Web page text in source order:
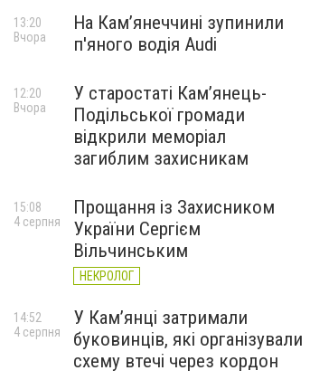
На Камʼянеччині зупинили
п'яного водія Audi
13:20
Вчора
У старостаті Кам’янець-
Подільської громади
відкрили меморіал
загиблим захисникам
12:20
Вчора
Прощання із Захисником
України Сергієм
Вільчинським
НЕКРОЛОГ
15:08
4 серпня
У Кам’янці затримали
буковинців, які організували
схему втечі через кордон
14:52
4 серпня